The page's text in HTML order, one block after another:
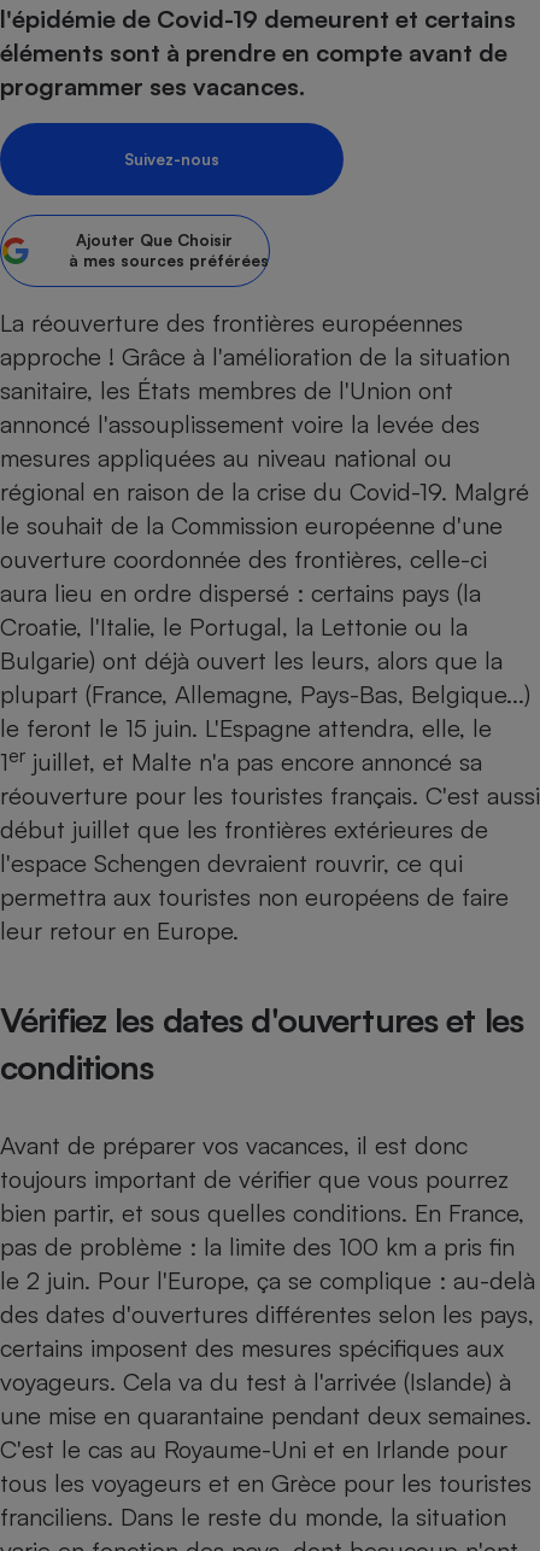
l'épidémie de Covid-19 demeurent et certains
éléments sont à prendre en compte avant de
programmer ses vacances.
Suivez-nous
Ajouter Que Choisir
à mes sources préférées
La réouverture des frontières européennes
approche ! Grâce à l'amélioration de la situation
sanitaire, les États membres de l'Union ont
annoncé l'assouplissement voire la levée des
mesures appliquées au niveau national ou
régional en raison de la crise du Covid-19. Malgré
le souhait de la Commission européenne d'une
ouverture coordonnée des frontières, celle-ci
aura lieu en ordre dispersé : certains pays (la
Croatie, l'Italie, le Portugal, la Lettonie ou la
Bulgarie) ont déjà ouvert les leurs, alors que la
plupart (France, Allemagne, Pays-Bas, Belgique...)
le feront le 15 juin. L'Espagne attendra, elle, le
1er juillet, et Malte n'a pas encore annoncé sa
réouverture pour les touristes français. C'est aussi
début juillet que les frontières extérieures de
l'espace Schengen devraient rouvrir, ce qui
permettra aux touristes non européens de faire
leur retour en Europe.
Vérifiez les dates d'ouvertures et les
conditions
Avant de préparer vos vacances, il est donc
toujours important de vérifier que vous pourrez
bien partir, et sous quelles conditions. En France,
pas de problème : la limite des 100 km a pris fin
le 2 juin. Pour l'Europe, ça se complique : au-delà
des dates d'ouvertures différentes selon les pays,
certains imposent des mesures spécifiques aux
voyageurs. Cela va du test à l'arrivée (Islande) à
une mise en quarantaine pendant deux semaines.
C'est le cas au Royaume-Uni et en Irlande pour
tous les voyageurs et en Grèce pour les touristes
franciliens. Dans le reste du monde, la situation
Sécurité - Hygiène
Supermarché - Drive
Complément
alimentaire
bouteille
Assurance
Banque - Crédit
Epargne - Fiscalité
Assurance emprunteur
Banque
Circulation routière
Contrôle technique -
Pièce détachée
Moto
Comparateur auto
Supermarché - Drive
Comparatif
Comparatif plaque à
Comparatif aspirateur
Comparatif cafetière
Comparatif robot cuiseur
Comparatif centrale
Gros électroménager
Petit électroménager -
Lave-linge
Plaque de cuisson à
induction
Climatiseur -
Ventilateur
Comparatif casque audio
Comparatif barre de son
Comparatif tablette
Image et son
Informatique
Internet
Téléphonie
Téléviseur
Antivirus
Crédit immobilier
Comparatif tondeuse
Comparatif poêle à
Bricolage - Jardinage
Chauffage
Produit d'entretien
Sécurité domestique
Matelas
Radiateur électrique
Climatiseur -
Ventilateur
Système de santé -
Mutuelle
Antimoustique
Retraite
Choisir son fioul
Choisir son pellet
Comparateur assurance emprunteur
Energie Moins Chère Ensemble
Tous les comparateurs
Toutes les cartes interactives
Speedtest - Testez le débit de votre
connexion Internet